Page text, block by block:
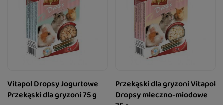
Vitapol Dropsy Jogurtowe
Przekąski dla gryzoni 75 g
Przekąski dla gryzoni Vitapol
Dropsy mleczno-miodowe